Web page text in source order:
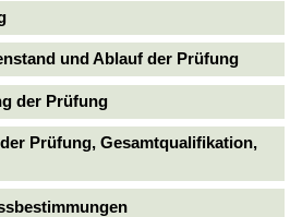
und Ablauf der Prüfung
der Prüfung
Prüfung, Gesamtqualifikation,